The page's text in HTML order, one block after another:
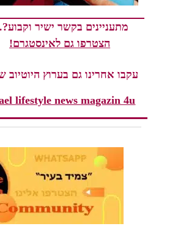
מתעניינים בקשר ישיר
הצטרפו גם לאינסטגרם!
עקבו אחרינו גם בערוץ היוטיוב
lifestyle news magazin 4u